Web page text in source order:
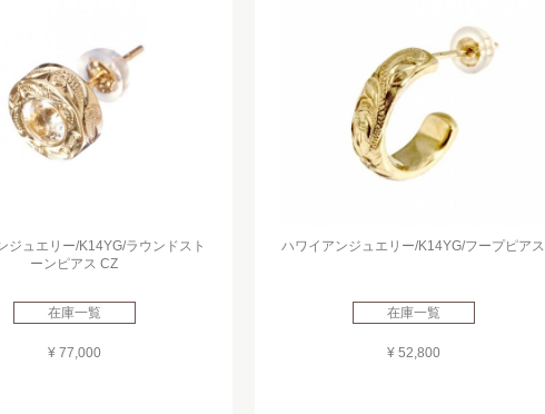
ジュエリー/K14YG/ラウンドスト
ーンピアス CZ
在庫一覧
¥ 77,000
ハワイアンジュエリー/K14YG/フープピアス
在庫一覧
¥ 52,800